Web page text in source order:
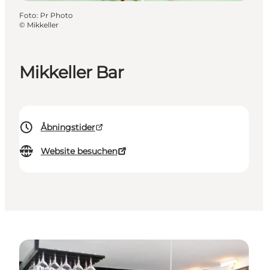
Mikkeller Bar
Åbningstider
Website besuchen
Foto: Pr Photo
© Mikkeller